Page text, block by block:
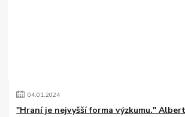
04.01.2024
"Hraní je nejvyšší forma výzkumu."